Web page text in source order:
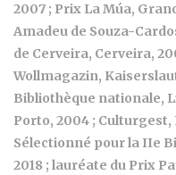
2007 ; Prix La Múa,
Amadeu de Souza-
de Cerveira, Cerveira,
Wollmagazin,
Bibliothèque nationale,
Porto, 2004 ; Culturgest,
Sélectionné pour la IIe
2018 ; lauréate du Prix